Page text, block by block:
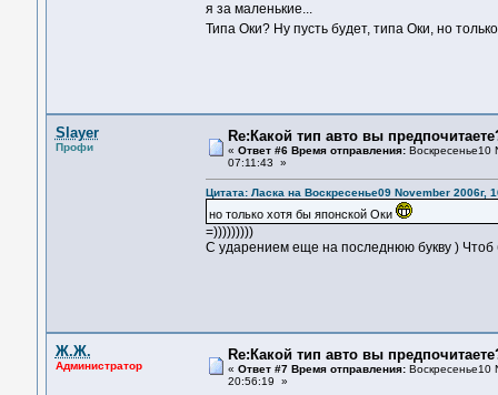
я за маленькие...
Типа Оки? Ну пусть будет, типа Оки, но
Slayer
Профи
Re:Какой тип авто вы
« Ответ #6 Время отправления:Воскресенье10
07:11:43 »
Цитата: Ласка на Воскресенье09 November 2006г,
но только хотя бы японской Оки
=)))))))))
С ударением еще на последнюю букву ) Чтоб
Ж.Ж.
Администратор
Re:Какой тип авто вы
« Ответ #7 Время отправления:Воскресенье10
20:56:19 »